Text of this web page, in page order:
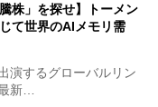
株」を探せ】トーメン
て世界のAIメモリ需
演するグローバルリン
新…